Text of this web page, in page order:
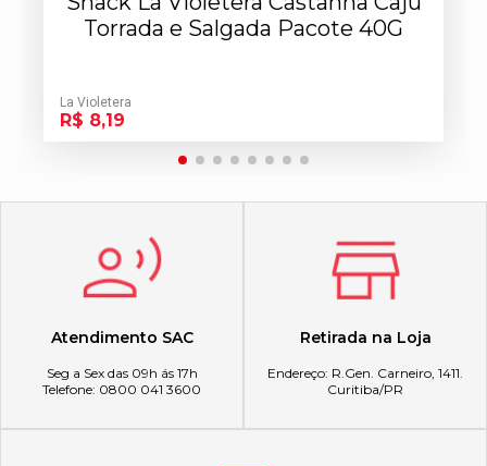
Torrada e Salgada Pacote 40G
La Violetera
R$ 8,19
Atendimento SAC
Seg a Sex das 09h ás 17h
Telefone: 0800 041 3600
Retirada na Loja
Endereço: R.Gen. Carneiro, 1411.
Curitiba/PR